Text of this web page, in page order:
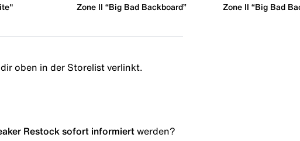
Zone II “Big Bad Backboard”
Zone II “Big Bad
oben in der Storelist verlinkt.
Restock sofort informiert werden?